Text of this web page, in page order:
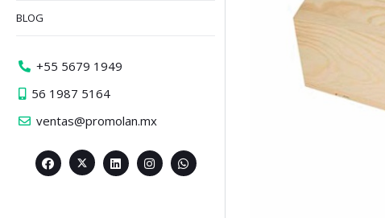
BLOG
+55 5679 1949
56 1987 5164
ventas@promolan.mx